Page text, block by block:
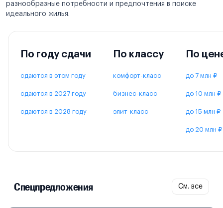
разнообразные потребности и предпочтения в поиске
идеального жилья.
По году сдачи
сдаются в этом году
сдаются в 2027 году
сдаются в 2028 году
По классу
комфорт-класс
бизнес-класс
элит-класс
По
до 7 млн ₽
до 10 млн ₽
до 15 млн ₽
до 20 млн ₽
Спецпредложения См. все